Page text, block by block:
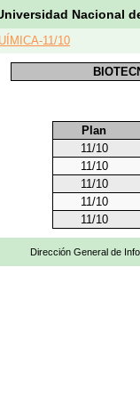
Nacional
11/10
Plan
11/10
11/10
11/10
11/10
11/10
Dirección General de